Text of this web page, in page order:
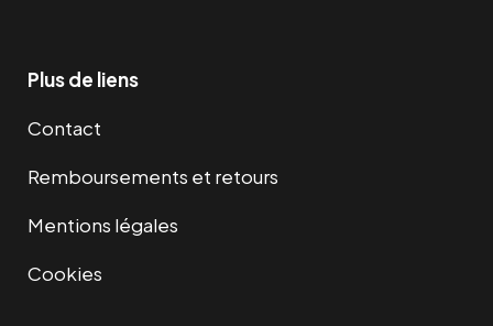
Plus de liens
Contact
Remboursements et retours
Mentions légales
Cookies